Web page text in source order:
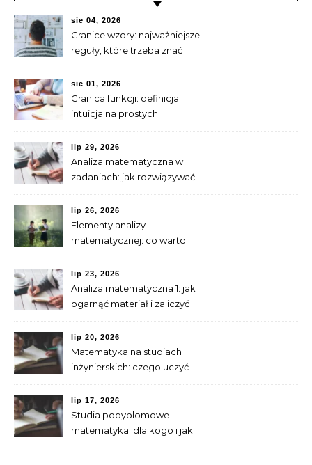
sie 04, 2026
Granice wzory: najważniejsze
reguły, które trzeba znać
sie 01, 2026
Granica funkcji: definicja i
intuicja na prostych
lip 29, 2026
Analiza matematyczna w
zadaniach: jak rozwiązywać
lip 26, 2026
Elementy analizy
matematycznej: co warto
pochodnymi
lip 23, 2026
Analiza matematyczna 1: jak
ogarnąć materiał i zaliczyć
lip 20, 2026
Matematyka na studiach
inżynierskich: czego uczyć
lip 17, 2026
Studia podyplomowe
matematyka: dla kogo i jak